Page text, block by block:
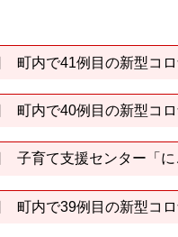
町内で41例目の新型コ
町内で40例目の新型コ
子育て支援センター「
町内で39例目の新型コ